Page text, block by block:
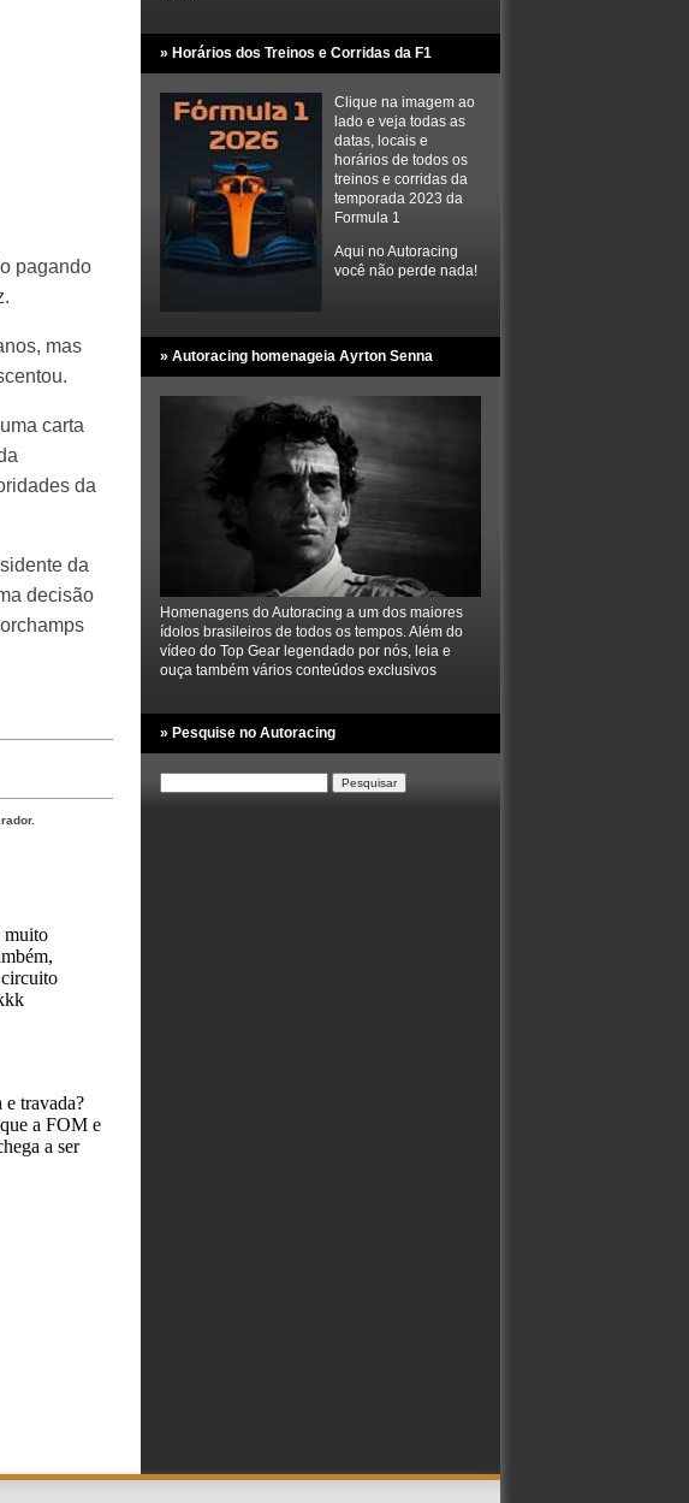
pagando
mas
carta
da
da
decisão
» Horários dos Treinos e Corridas da F1
Clique na imagem ao
lado e veja todas as
datas, locais e
horários de todos os
treinos e corridas da
temporada 2023 da
Formula 1
Aqui no Autoracing
você não perde nada!
» Autoracing homenageia Ayrton Senna
Homenagens do Autoracing a um dos maiores
ídolos brasileiros de todos os tempos. Além do
vídeo do Top Gear legendado por nós, leia e
ouça também vários conteúdos exclusivos
» Pesquise no Autoracing
por: